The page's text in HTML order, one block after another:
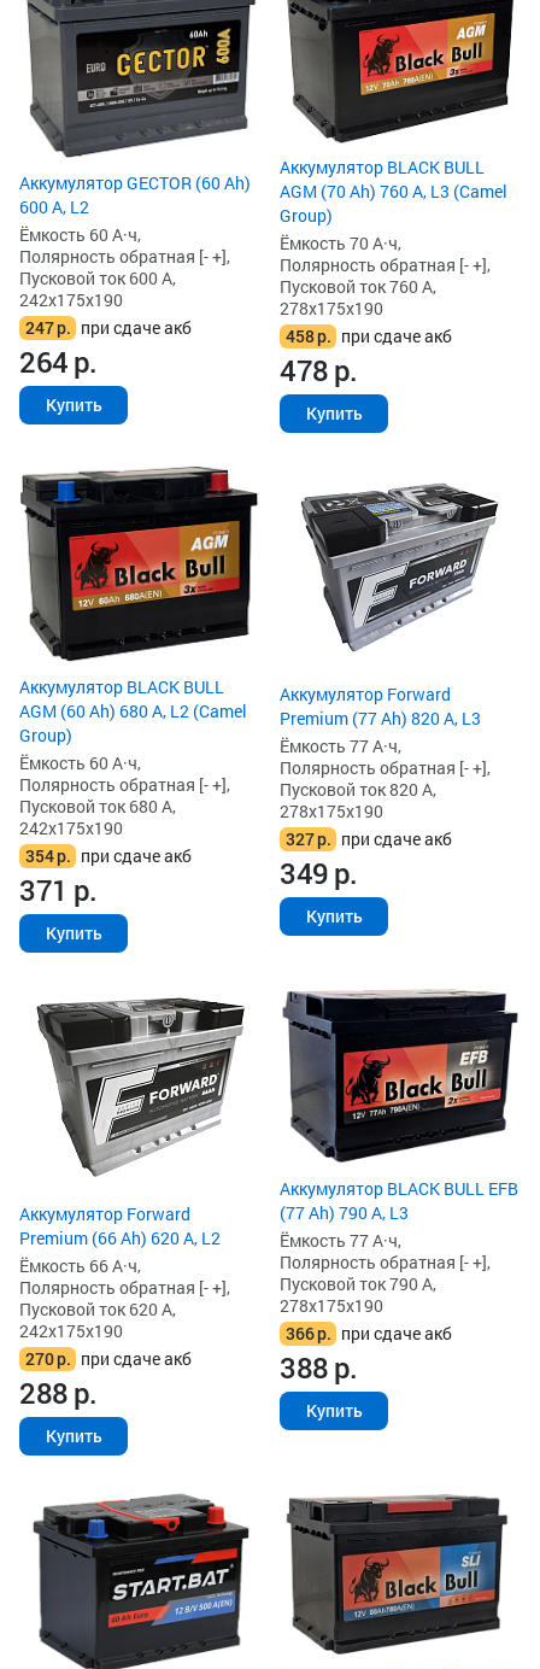
Аккумулятор GECTOR (60 Ah)
600 А, L2
Ёмкость 60 А·ч,
Полярность обратная [- +],
Пусковой ток 600 А,
242x175x190
247р. при сдаче акб
264р.
Купить
Аккумулятор BLACK BULL
AGM (70 Ah) 760 А, L3 (Camel
Group)
Ёмкость 70 А·ч,
Полярность обратная [- +],
Пусковой ток 760 А,
278x175x190
458р. при сдаче акб
478р.
Купить
Аккумулятор BLACK BULL
AGM (60 Ah) 680 А, L2 (Camel
Group)
Ёмкость 60 А·ч,
Полярность обратная [- +],
Пусковой ток 680 А,
242x175x190
354р. при сдаче акб
371 р.
Купить
Аккумулятор Forward
Premium (77 Ah) 820 А, L3
Ёмкость 77 А·ч,
Полярность обратная [- +],
Пусковой ток 820 А,
278x175x190
327р. при сдаче акб
349р.
Купить
Аккумулятор Forward
Premium (66 Ah) 620 А, L2
Ёмкость 66 А·ч,
Полярность обратная [- +],
Пусковой ток 620 А,
242x175x190
270р. при сдаче акб
288р.
Купить
Аккумулятор BLACK BULL EFB
(77 Ah) 790 А, L3
Ёмкость 77 А·ч,
Полярность обратная [- +],
Пусковой ток 790 А,
278x175x190
366р. при сдаче акб
388р.
Купить